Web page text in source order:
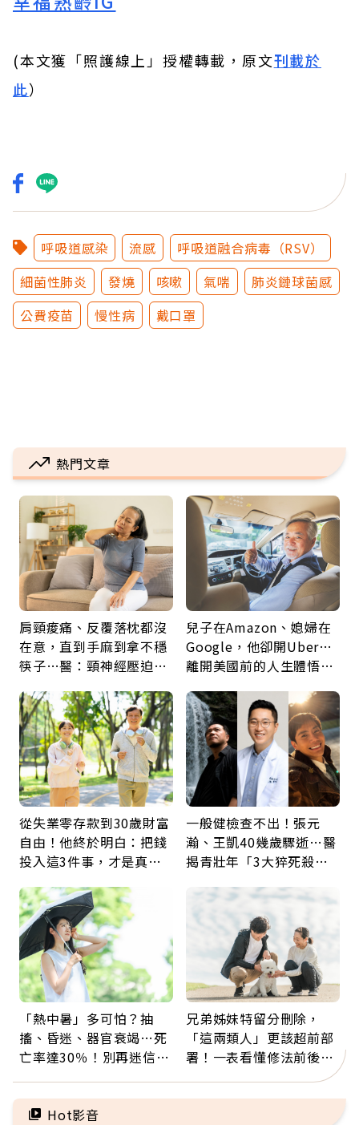
(本文獲「照護線上」授權轉載，原文刊載於
此）
呼吸道感染 流感
呼吸道融合病毒（RSV）
細菌性肺炎
發燒 咳嗽 氣喘
肺炎鏈球菌感
公費疫苗
慢性病 戴口罩
熱門文章
肩頸痠痛、反覆落枕都沒
在意，直到手麻到拿不穩
筷子…醫：頸神經壓迫上
鍵
兒子在Amazon、媳婦在
Google，他卻開Uber…
離開美國前的人生體悟：
從失業零存款到30歲財富
自由！他終於明白：把錢
投入這3件事，才是真正
一般健檢查不出！張元
瀚、王凱40幾歲驟逝…醫
揭青壯年「3大猝死殺
雷
「熱中暑」多可怕？抽
搐、昏迷、器官衰竭…死
亡率達30％！別再迷信
5招才能真救命
兄弟姊妹特留分刪除，
「這兩類人」更該超前部
署！一表看懂修法前後差
異：沒留遺囑手足反而分
更多
Hot影音